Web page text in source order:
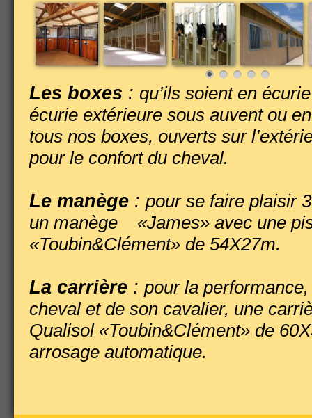
Les boxes : qu’ils soient en
écurie extérieure sous auvent ou
tous nos boxes, ouverts sur
pour le confort du cheval.
Le manège : pour se faire plaisir
un manège «James» avec une
«Toubin&Clément» de 54X27m.
La carrière : pour la
cheval et de son cavalier, une
Qualisol «Toubin&Clément» de
arrosage automatique.